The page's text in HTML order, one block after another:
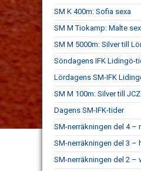
SM K 400m: Sofia sexa
SM M Tiokamp: Malte
SM M 5000m: Silver till
Söndagens IFK Lidingö-
Lördagens SM-IFK
SM M 100m: Silver till
Dagens SM-IFK-tider
SM-nerräkningen del 4 –
SM-nerräkningen del 3 –
SM-nerräkningen del 2 –